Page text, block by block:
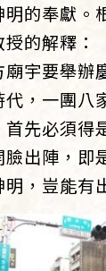
的奉獻。
的解釋：
宇要舉辦
，一團八
先必須得
出陣，即
，豈能有